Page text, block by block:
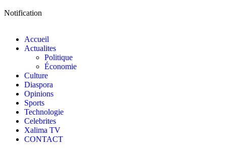
Notification
Accueil
Actualites
Politique
Économie
Culture
Diaspora
Opinions
Sports
Technologie
Celebrites
Xalima TV
CONTACT